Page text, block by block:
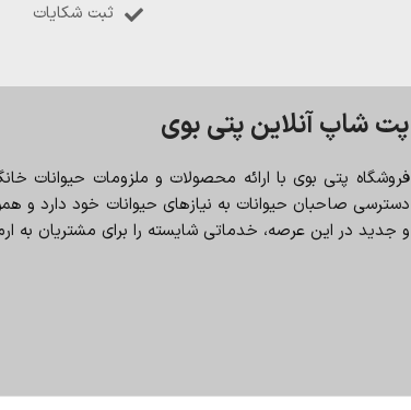
ثبت شکایات
پت شاپ آنلاین پتی بوی
فروشگاه پتی بوی با ارائه محصولات و ملزومات حیوانات
دسترسی صاحبان حیوانات به نیازهای حیوانات خود دارد و
و جدید در این عرصه، خدماتی شایسته را برای مشتریان به